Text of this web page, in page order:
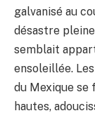
galvanisé au
désastre
semblait
ensoleillée.
du Mexique
hautes,